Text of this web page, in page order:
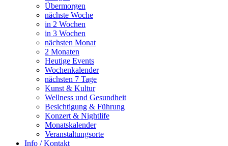
Übermorgen
nächste Woche
in 2 Wochen
in 3 Wochen
nächsten Monat
2 Monaten
Heutige Events
Wochenkalender
nächsten 7 Tage
Kunst & Kultur
Wellness und Gesundheit
Besichtigung & Führung
Konzert & Nightlife
Monatskalender
Veranstaltungsorte
Info / Kontakt